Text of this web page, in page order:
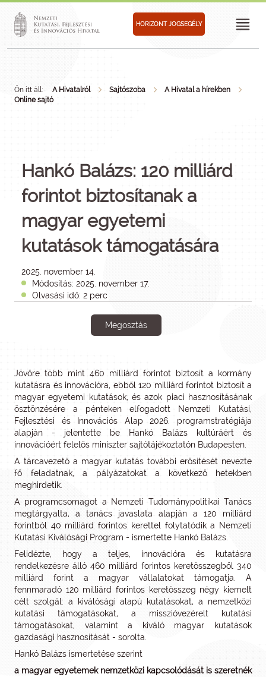
HORIZONT JOGSEGÉLY
Ön itt áll: A Hivatalról Sajtószoba
A Hivatal a hírekben
Online sajtó
Hankó Balázs: 120 milliárd
forintot biztosítanak a
magyar egyetemi
kutatások támogatására
2025. november 14.
Módosítás: 2025. november 17.
Olvasási idő: 2 perc
Megosztás
Jövőre több mint 460 milliárd forintot biztosít a kormány
kutatásra és innovációra, ebből 120 milliárd forintot biztosít a
magyar egyetemi kutatások, és azok piaci hasznosításának
ösztönzésére a pénteken elfogadott Nemzeti Kutatási,
Fejlesztési és Innovációs Alap 2026. programstratégiája
alapján - jelentette be Hankó Balázs kultúráért és
innovációért felelős miniszter sajtótájékoztatón Budapesten.
A tárcavezető a magyar kutatás további erősítését nevezte
fő feladatnak, a pályázatokat a következő hetekben
meghirdetik.
A programcsomagot a Nemzeti Tudománypolitikai Tanács
megtárgyalta, a tanács javaslata alapján a 120 milliárd
forintból 40 milliárd forintos kerettel folytatódik a Nemzeti
Kutatási Kiválósági Program - ismertette Hankó Balázs.
Felidézte, hogy a teljes, innovációra és kutatásra
rendelkezésre álló 460 milliárd forintos keretösszegből 340
milliárd forint a magyar vállalatokat támogatja. A
fennmaradó 120 milliárd forintos keretösszeg négy kiemelt
célt szolgál: a kiválósági alapú kutatásokat, a nemzetközi
kutatási támogatásokat, a misszióvezérelt kutatási
támogatásokat, valamint a kiváló magyar kutatások
gazdasági hasznosítását - sorolta.
Hankó Balázs ismertetése szerint
a magyar egyetemek nemzetközi kapcsolódását is szeretnék